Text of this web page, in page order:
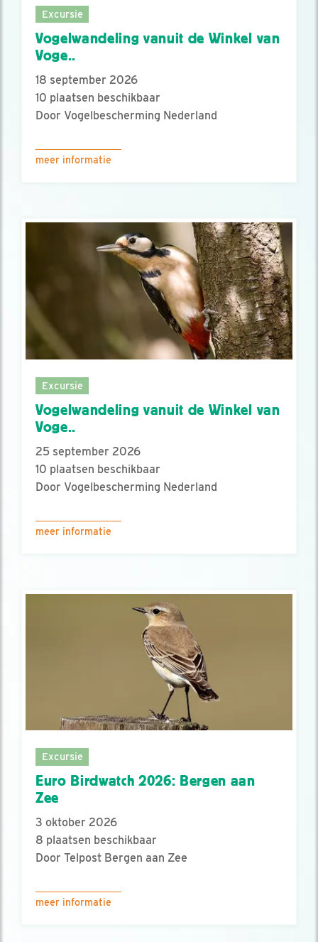
Excursie
Vogelwandeling vanuit de Winkel van
Voge..
18 september 2026
10 plaatsen beschikbaar
Door Vogelbescherming Nederland
meer informatie
Excursie
Vogelwandeling vanuit de Winkel van
Voge..
25 september 2026
10 plaatsen beschikbaar
Door Vogelbescherming Nederland
meer informatie
Excursie
Euro Birdwatch 2026: Bergen aan
Zee
3 oktober 2026
8 plaatsen beschikbaar
Door Telpost Bergen aan Zee
meer informatie